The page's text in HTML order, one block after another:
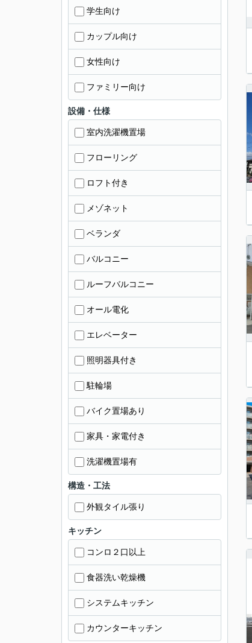
学生向け
カップル向け
女性向け
ファミリー向け
設備・仕様
室内洗濯機置場
フローリング
ロフト付き
メゾネット
ベランダ
バルコニー
ルーフバルコニー
オール電化
エレベーター
照明器具付き
駐輪場
バイク置場あり
家具・家電付き
洗濯機置場有
構造・工法
外観タイル張り
キッチン
コンロ２口以上
食器洗い乾燥機
システムキッチン
カウンターキッチン